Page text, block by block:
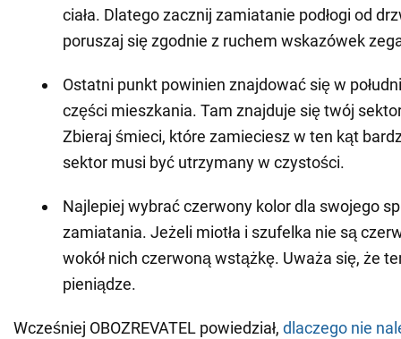
ciała. Dlatego zacznij zamiatanie podłogi od
poruszaj się zgodnie z ruchem wskazówek
Ostatni punkt powinien znajdować się w
części mieszkania. Tam znajduje się twój
Zbieraj śmieci, które zamieciesz w ten kąt
sektor musi być utrzymany w czystości.
Najlepiej wybrać czerwony kolor dla swojego
zamiatania. Jeżeli miotła i szufelka nie są
wokół nich czerwoną wstążkę. Uważa się, że
pieniądze.
Wcześniej OBOZREVATEL powiedział, dlaczego nie